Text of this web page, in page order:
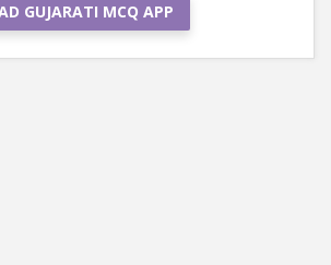
GUJARATI MCQ APP